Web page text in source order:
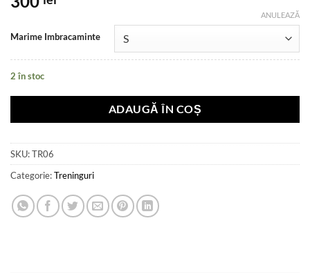
Marime Imbracaminte
ANULEAZĂ
2 în stoc
ADAUGĂ ÎN COȘ
SKU:TR06
Categorie:Treninguri